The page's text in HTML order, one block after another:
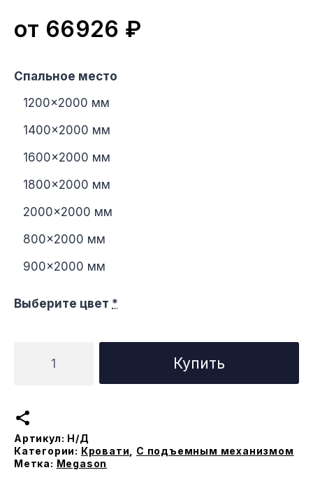
от 66926 ₽
Спальное место
1200×2000 мм
1400×2000 мм
1600×2000 мм
1800×2000 мм
2000×2000 мм
800×2000 мм
900×2000 мм
Выберите цвет *
товара
Ницца
подъемным
меxанизмом
Купить
Артикул: Н/Д
Категории: Кровати
С подъемным механизмом
Метка: Megason